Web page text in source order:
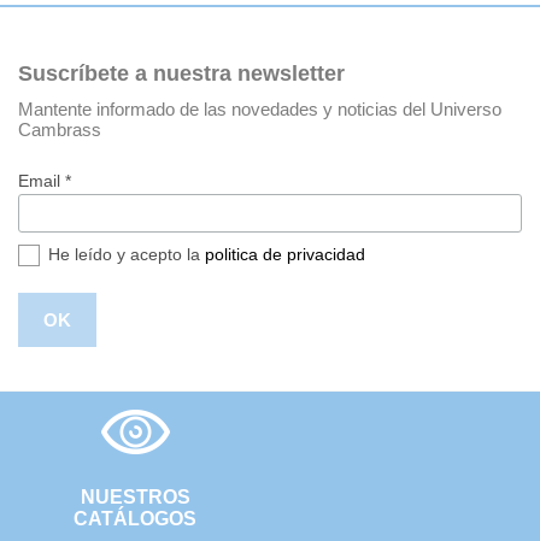
Suscríbete a nuestra newsletter
Mantente informado de las novedades y noticias del Universo
Cambrass
Email *
He leído y acepto la politica de privacidad
NUESTROS
CATÁLOGOS